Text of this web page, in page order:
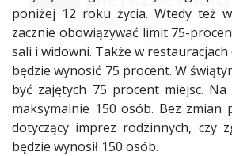
poniżej 12 roku życia. Wtedy też
zacznie obowiązywać limit 75-
sali i widowni. Także w
będzie wynosić 75 procent. W
być zajętych 75 procent miejsc. Na
maksymalnie 150 osób. Bez zmian
dotyczący imprez rodzinnych, czy
będzie wynosił 150 osób.